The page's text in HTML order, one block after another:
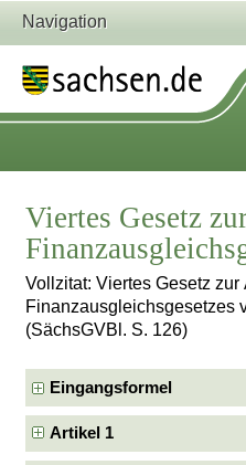
Navigation
Viertes Gesetz
Vollzitat: Viertes Gesetz zur
Finanzausgleichsgesetzes
(SächsGVBl. S. 126)
Eingangsformel
Artikel 1